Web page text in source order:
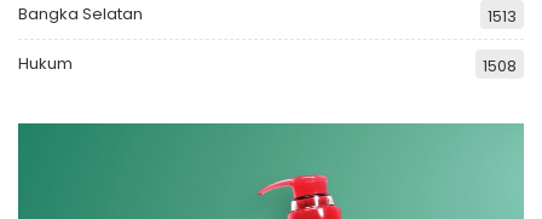
Bangka Selatan 1513
Hukum 1508